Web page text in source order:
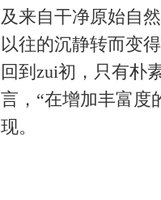
及来自干净原始自
以往的沉静转而变
回到zui初，只有朴
言，“在增加丰富度
现。